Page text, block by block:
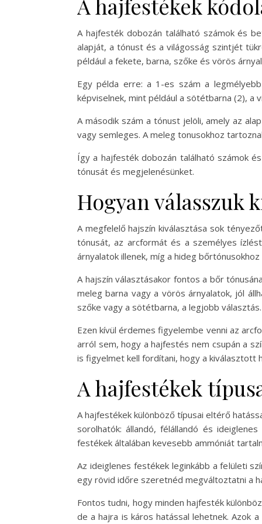
A hajfestékek
A hajfesték dobozán található számok és
alapját, a tónust és a világosság szintjét
például a fekete, barna, szőke és vörös
Egy példa erre: a 1-es szám a
képviselnek, mint például a sötétbarna (2), a
A második szám a tónust jelöli, amely az
vagy semleges. A meleg tonusokhoz
Így a hajfesték dobozán található számok
tónusát és megjelenésünket.
Hogyan válasszuk
A megfelelő hajszín kiválasztása sok
tónusát, az arcformát és a személyes
árnyalatok illenek, míg a hideg
A hajszín választásakor fontos a bőr
meleg barna vagy a vörös árnyalatok, jól
szőke vagy a sötétbarna, a legjobb választás.
Ezen kívül érdemes figyelembe venni az
arról sem, hogy a hajfestés nem csupán a
is figyelmet kell fordítani, hogy a kiválasztott
A hajfestékek
A hajfestékek különböző típusai eltérő
sorolhatók: állandó, félállandó és
festékek általában kevesebb ammóniát
Az ideiglenes festékek leginkább a felületi
egy rövid időre szeretnéd megváltoztatni a
Fontos tudni, hogy minden hajfesték
de a hajra is káros hatással lehetnek. Azok